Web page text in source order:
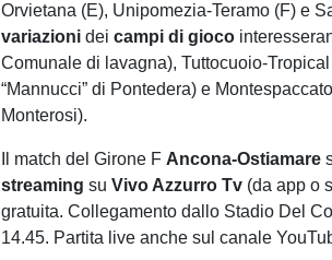
Orvietana (E), Unipomezia-Teramo (F) e
variazionidei campi di gioco
Comunale di lavagna), Tuttocuoio-
“Mannucci” di Pontedera) e
Monterosi).
Il match del Girone F Ancona-Ostiamare
streaming suVivo Azzurro Tv (da app o
gratuita. Collegamento dallo Stadio Del
14.45. Partita live anche sul canale